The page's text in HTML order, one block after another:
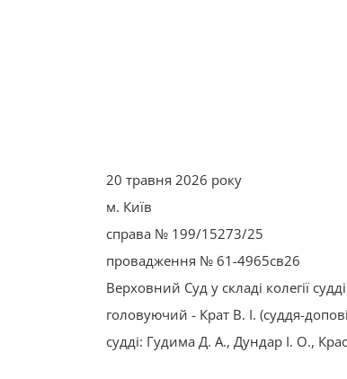
20 травня 2026 року
м. Київ
справа № 199/15273/25
провадження № 61-4965св26
Верховний Суд у складі колегії
головуючий - Крат В. І. (суддя-
судді: Гудима Д. А., Дундар І. О.,